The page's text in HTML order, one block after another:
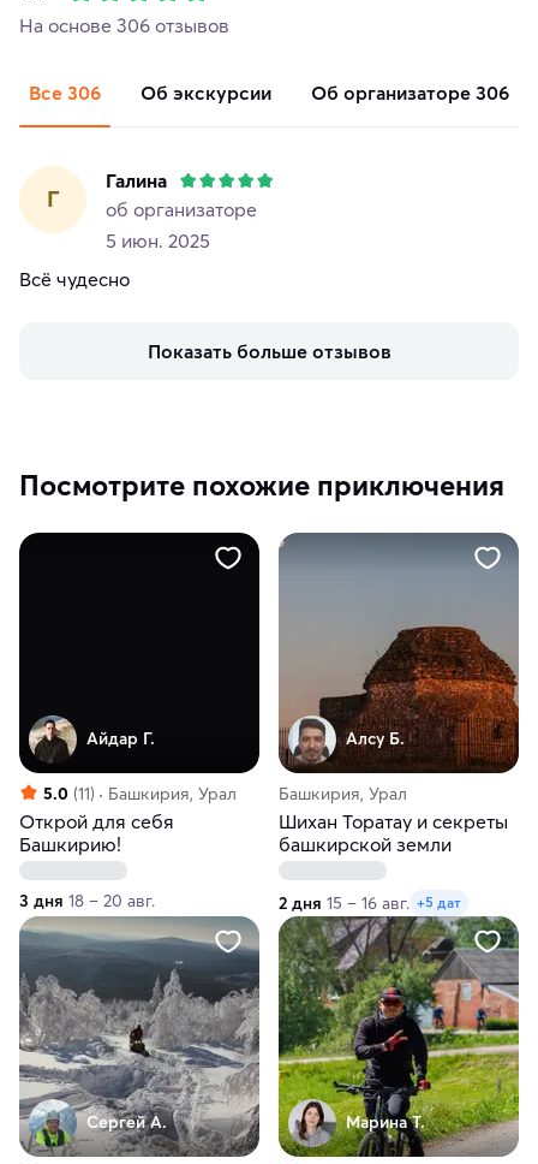
На основе 306 отзывов
Все 306 об экскурсии об организаторе 306
Г
Галина
об организаторе
5 июн. 2025
Всё чудесно
Показать больше отзывов
Посмотрите похожие приключения
Айдар Г.
5.0 (11) Башкирия, Урал
Открой для себя
Башкирию!
3 дня 18 – 20 авг.
Алсу Б.
Башкирия, Урал
Шихан Торатау и секреты
башкирской земли
2 дня 15 – 16 авг. +5 дат
Сергей А. Марина Т.